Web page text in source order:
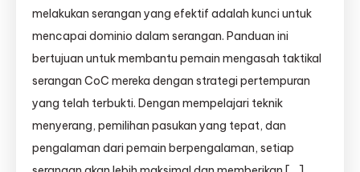
melakukan serangan yang efektif adalah kunci untuk
mencapai dominio dalam serangan. Panduan ini
bertujuan untuk membantu pemain mengasah taktikal
serangan CoC mereka dengan strategi pertempuran
yang telah terbukti. Dengan mempelajari teknik
menyerang, pemilihan pasukan yang tepat, dan
pengalaman dari pemain berpengalaman, setiap